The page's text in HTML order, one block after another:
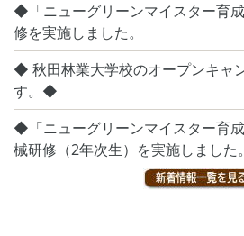
◆「ニューグリーンマイスター育
修を実施しました。
◆ 秋田林業大学校のオープンキャ
す。◆
◆「ニューグリーンマイスター育
械研修（2年次生）を実施しました。